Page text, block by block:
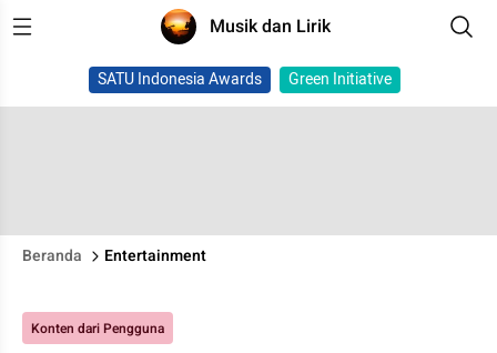
Musik dan Lirik
SATU Indonesia Awards Green Initiative
Beranda Entertainment
Konten dari Pengguna